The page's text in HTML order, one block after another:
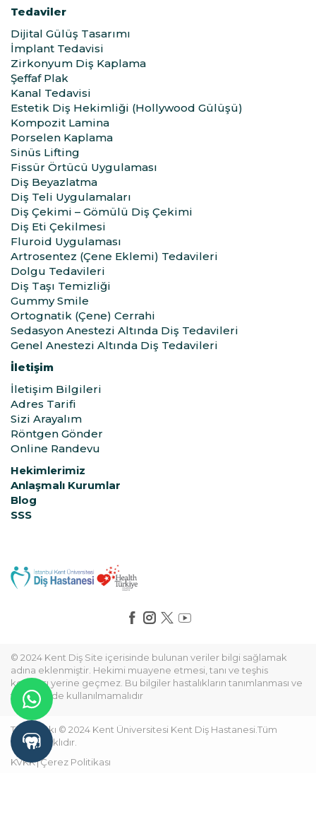
Tedaviler
Dijital Gülüş Tasarımı
İmplant Tedavisi
Zirkonyum Diş Kaplama
Şeffaf Plak
Kanal Tedavisi
Estetik Diş Hekimliği (Hollywood Gülüşü)
Kompozit Lamina
Porselen Kaplama
Sinüs Lifting
Fissür Örtücü Uygulaması
Diş Beyazlatma
Diş Teli Uygulamaları
Diş Çekimi – Gömülü Diş Çekimi
Diş Eti Çekilmesi
Fluroid Uygulaması
Artrosentez (Çene Eklemi) Tedavileri
Dolgu Tedavileri
Diş Taşı Temizliği
Gummy Smile
Ortognatik (Çene) Cerrahi
Sedasyon Anestezi Altında Diş Tedavileri
Genel Anestezi Altında Diş Tedavileri
İletişim
İletişim Bilgileri
Adres Tarifi
Sizi Arayalım
Röntgen Gönder
Online Randevu
Hekimlerimiz
Anlaşmalı Kurumlar
Blog
SSS
© 2024 Kent Diş Site içerisinde bulunan veriler bilgi sağlamak
adına eklenmiştir. Hekimi muayene etmesi, tanı ve teşhis
koyması yerine geçmez. Bu bilgiler hastalıkların tanımlanması ve
tedavisinde kullanılmamalıdır
Telif Hakkı © 2024 Kent Üniversitesi Kent Diş Hastanesi.Tüm
hakları saklıdır.
KVKK Çerez Politikası